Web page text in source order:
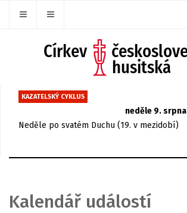
KAZATELSKÝ CYKLUS
neděle 9. srpna
Neděle po svatém Duchu (19. v mezidobí)
Kalendář událostí